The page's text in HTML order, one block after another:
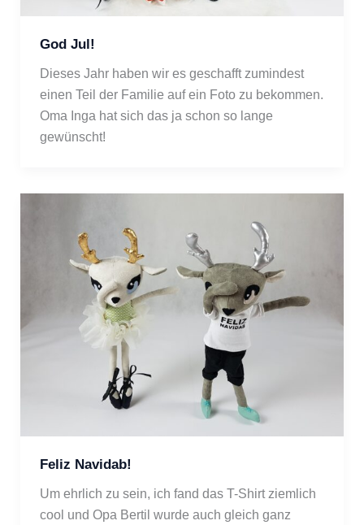
God Jul!
Dieses Jahr haben wir es geschafft zumindest
einen Teil der Familie auf ein Foto zu bekommen.
Oma Inga hat sich das ja schon so lange
gewünscht!
Feliz Navidab!
Um ehrlich zu sein, ich fand das T-Shirt ziemlich
cool und Opa Bertil wurde auch gleich ganz